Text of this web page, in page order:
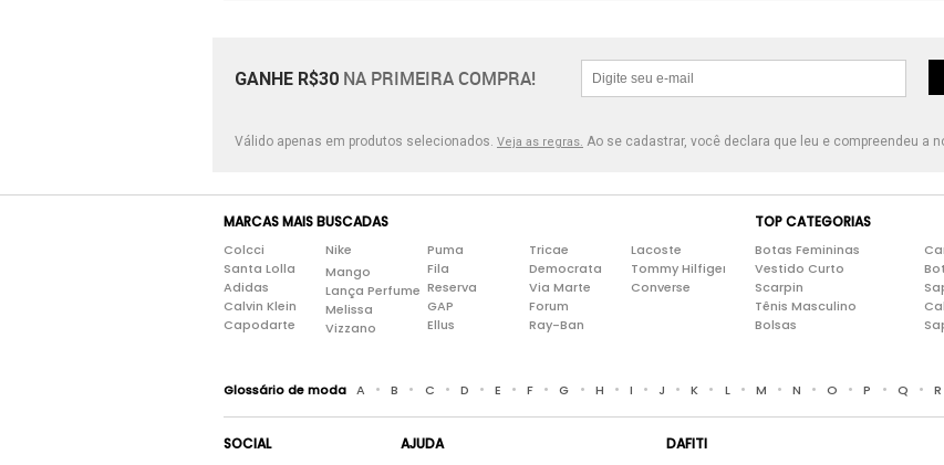
GANHE R$30 NA PRIMEIRA COMPRA!
Válido apenas em produtos selecionados. Veja as regras. Ao se cadastrar, você declara que leu e compreendeu a
MARCAS MAIS BUSCADAS
Colcci
Santa Lolla
Adidas
Calvin Klein
Capodarte
Nike
Mango
Lança Perfume
Melissa
Vizzano
Puma
Fila
Reserva
GAP
Ellus
Tricae
Democrata
Via Marte
Forum
Ray-Ban
Lacoste
Tommy Hilfiger
Converse
TOP CATEGORIAS
Botas Femininas
Vestido Curto
Scarpin
Tênis Masculino
Bolsas
Glossário de moda A • B • C • D • E • F • G • H • I • J • K • L • M • N • O • P • Q • R
SOCIAL AJUDA DAFITI